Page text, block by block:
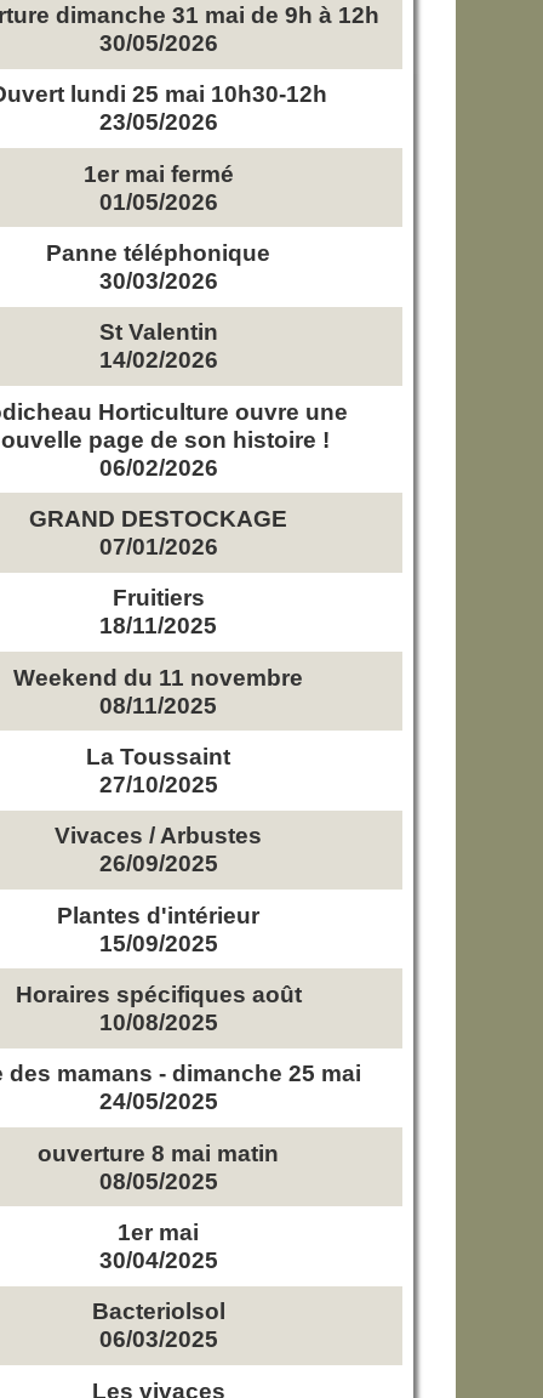
dimanche 31 mai de 9h à 12h
30/05/2026
lundi 25 mai 10h30-12h
23/05/2026
1er mai fermé
01/05/2026
Panne téléphonique
30/03/2026
St Valentin
14/02/2026
Horticulture ouvre une
page de son histoire !
06/02/2026
GRAND DESTOCKAGE
07/01/2026
Fruitiers
18/11/2025
Weekend du 11 novembre
08/11/2025
La Toussaint
27/10/2025
Vivaces / Arbustes
26/09/2025
Plantes d'intérieur
15/09/2025
Horaires spécifiques août
10/08/2025
des mamans - dimanche 25 mai
24/05/2025
ouverture 8 mai matin
08/05/2025
1er mai
30/04/2025
Bacteriolsol
06/03/2025
Les vivaces